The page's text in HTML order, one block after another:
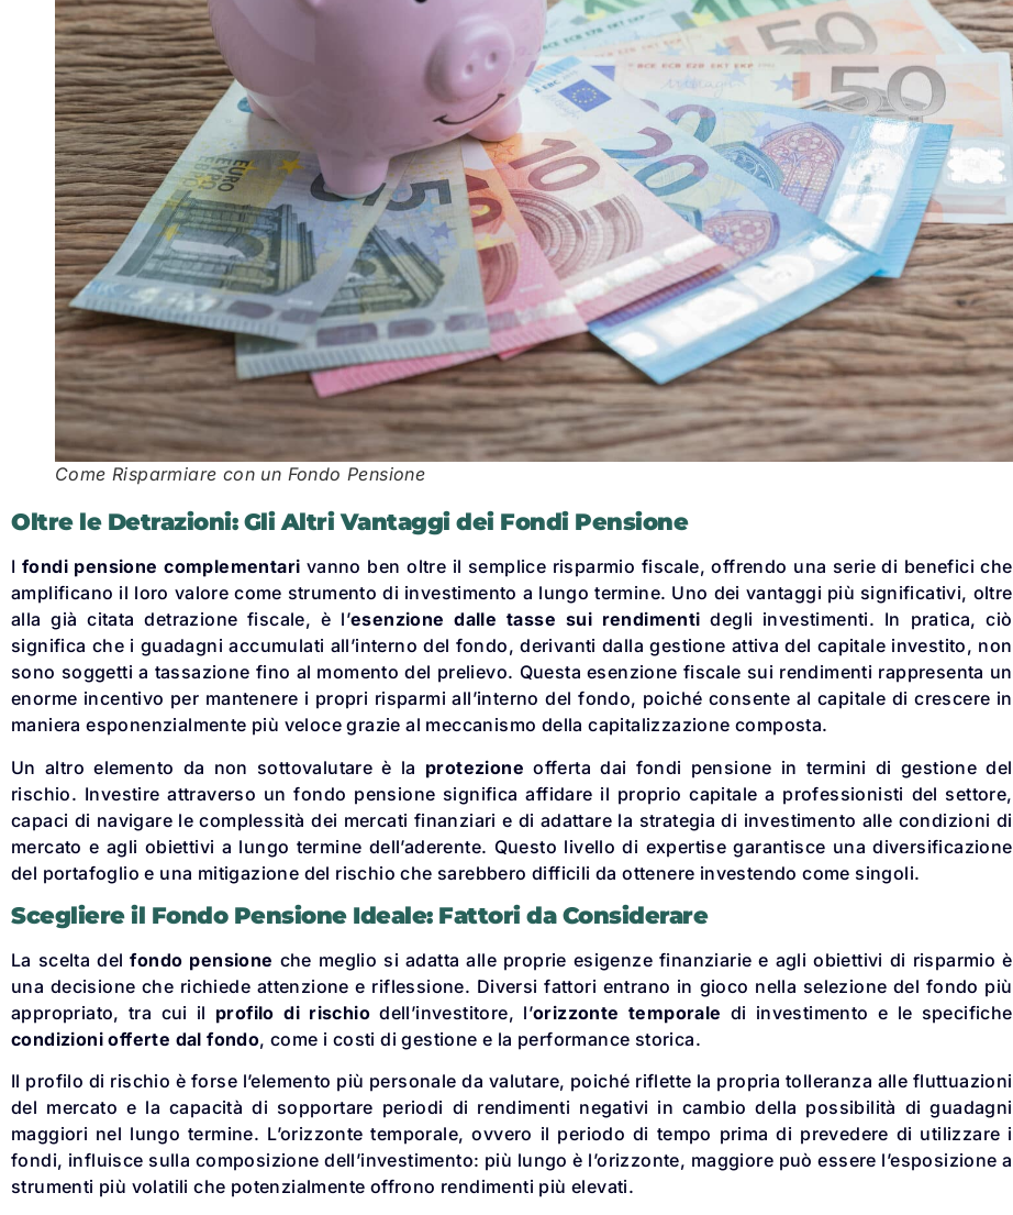
Come Risparmiare con un Fondo Pensione
Oltre le Detrazioni: Gli Altri Vantaggi dei Fondi Pensione
I fondi pensione complementari vanno ben oltre il semplice risparmio fiscale, offrendo una serie di benefici che
amplificano il loro valore come strumento di investimento a lungo termine. Uno dei vantaggi più significativi, oltre
alla già citata detrazione fiscale, è l’esenzione dalle tasse sui rendimenti degli investimenti. In pratica, ciò
significa che i guadagni accumulati all’interno del fondo, derivanti dalla gestione attiva del capitale investito, non
sono soggetti a tassazione fino al momento del prelievo. Questa esenzione fiscale sui rendimenti rappresenta un
enorme incentivo per mantenere i propri risparmi all’interno del fondo, poiché consente al capitale di crescere in
maniera esponenzialmente più veloce grazie al meccanismo della capitalizzazione composta.
Un altro elemento da non sottovalutare è la protezione offerta dai fondi pensione in termini di gestione del
rischio. Investire attraverso un fondo pensione significa affidare il proprio capitale a professionisti del settore,
capaci di navigare le complessità dei mercati finanziari e di adattare la strategia di investimento alle condizioni di
mercato e agli obiettivi a lungo termine dell’aderente. Questo livello di expertise garantisce una diversificazione
del portafoglio e una mitigazione del rischio che sarebbero difficili da ottenere investendo come singoli.
Scegliere il Fondo Pensione Ideale: Fattori da Considerare
La scelta delfondo pensione che meglio si adatta alle proprie esigenze finanziarie e agli obiettivi di risparmio è
una decisione che richiede attenzione e riflessione. Diversi fattori entrano in gioco nella selezione del fondo più
appropriato, tra cui il profilo di rischiodell’investitore, l’orizzonte temporale di investimento e le specifiche
condizioni offerte dal fondo, come i costi di gestione e la performance storica.
Il profilo di rischio è forse l’elemento più personale da valutare, poiché riflette la propria tolleranza alle fluttuazioni
del mercato e la capacità di sopportare periodi di rendimenti negativi in cambio della possibilità di guadagni
maggiori nel lungo termine. L’orizzonte temporale, ovvero il periodo di tempo prima di prevedere di utilizzare i
fondi, influisce sulla composizione dell’investimento: più lungo è l’orizzonte, maggiore può essere l’esposizione a
strumenti più volatili che potenzialmente offrono rendimenti più elevati.